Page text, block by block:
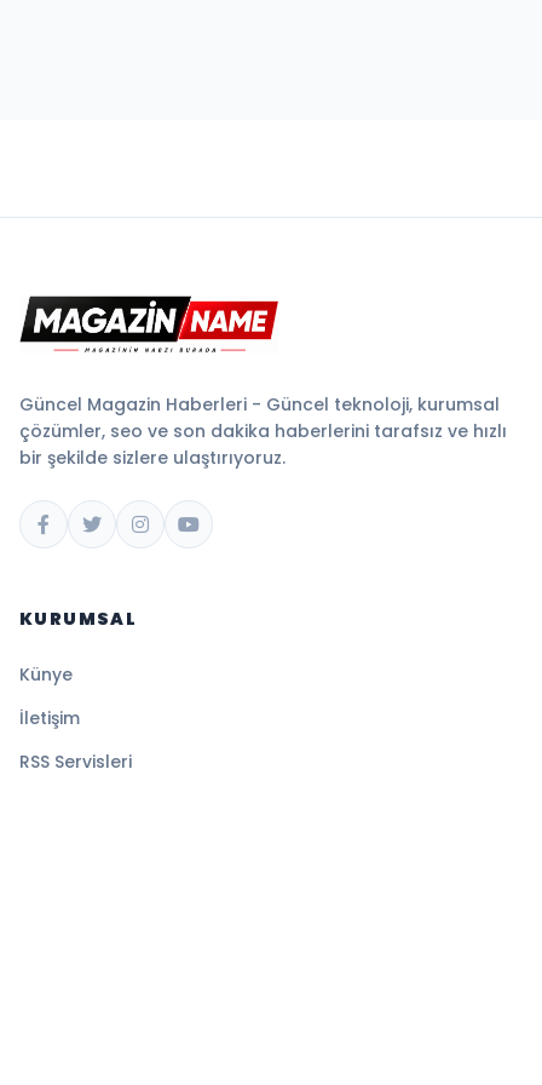
Güncel Magazin Haberleri - Güncel teknoloji, kurumsal
çözümler, seo ve son dakika haberlerini tarafsız ve hızlı
bir şekilde sizlere ulaştırıyoruz.
KURUMSAL
Künye
İletişim
RSS Servisleri